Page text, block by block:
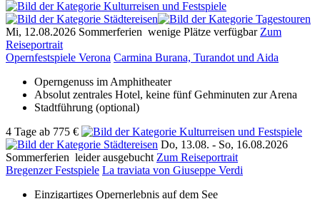
Mi, 12.08.2026 Sommerferien wenige Plätze verfügbar Zum
Reiseportrait
Opernfestspiele Verona Carmina Burana, Turandot und Aida
Operngenuss im Amphitheater
Absolut zentrales Hotel, keine fünf Gehminuten zur Arena
Stadtführung (optional)
4 Tage ab 775 €
Do, 13.08. - So, 16.08.2026
Sommerferien leider ausgebucht Zum Reiseportrait
Bregenzer Festspiele La traviata von Giuseppe Verdi
Einzigartiges Opernerlebnis auf dem See